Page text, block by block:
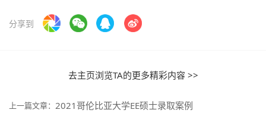
分享到
去主页浏览TA的更多精彩内容 >>
上一篇文章： 2021哥伦比亚大学EE硕士录取案例